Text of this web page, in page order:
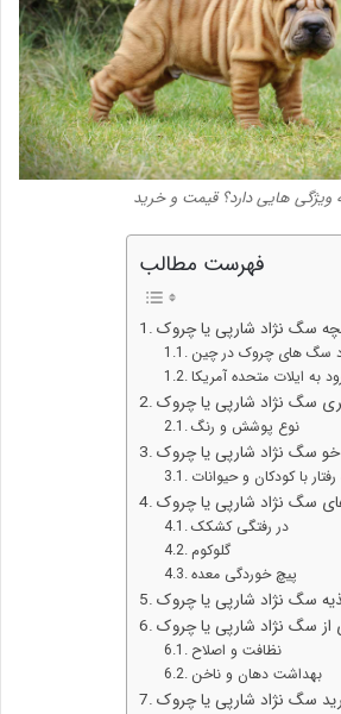
هایی دارد؟ قیمت و خرید
فهرست مطالب
سگ نژاد شارپی یا چروک
سگ های چروک در چین
به ایلات متحده آمریکا
سگ نژاد شارپی یا چروک
نوع پوشش و رنگ
سگ نژاد شارپی یا چروک
با کودکان و حیوانات
سگ نژاد شارپی یا چروک
در رفتگی کشکک
گلوکوم
پیچ خوردگی معده
سگ نژاد شارپی یا چروک
از سگ نژاد شارپی یا چروک
نظافت و اصلاح
بهداشت دهان و ناخن
سگ نژاد شارپی یا چروک